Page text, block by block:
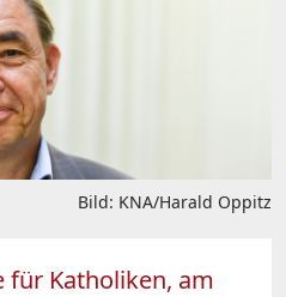
Bild: KNA/Harald Oppitz
für Katholiken, am